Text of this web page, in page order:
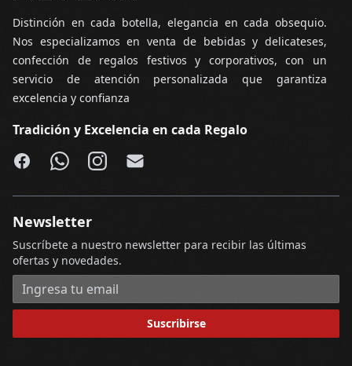
Distinción en cada botella, elegancia en cada obsequio.
Nos especializamos en venta de bebidas y delicateses,
confección de regalos festivos y corporativos, con un
servicio de atención personalizada que garantiza
excelencia y confianza
Tradición y Excelencia en cada Regalo
Facebook
WhatsApp
Instagram
Email
Newsletter
Suscríbete a nuestro newsletter para recibir las últimas
ofertas y novedades.
Dirección de correo electrónico
Suscribirse